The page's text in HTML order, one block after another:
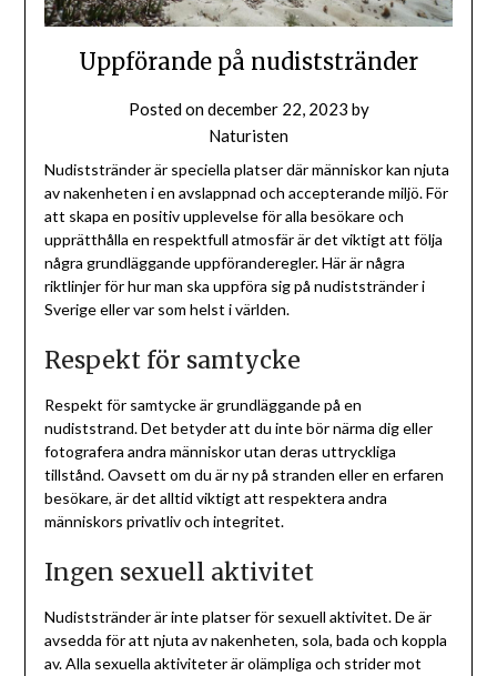
Uppförande på nudiststränder
Posted ondecember 22, 2023 by
Naturisten
Nudiststränder är speciella platser där människor kan njuta
av nakenheten i en avslappnad och accepterande miljö. För
att skapa en positiv upplevelse för alla besökare och
upprätthålla en respektfull atmosfär är det viktigt att följa
några grundläggande uppföranderegler. Här är några
riktlinjer för hur man ska uppföra sig på nudiststränder i
Sverige eller var som helst i världen.
Respekt för samtycke
Respekt för samtycke är grundläggande på en
nudiststrand. Det betyder att du inte bör närma dig eller
fotografera andra människor utan deras uttryckliga
tillstånd. Oavsett om du är ny på stranden eller en erfaren
besökare, är det alltid viktigt att respektera andra
människors privatliv och integritet.
Ingen sexuell aktivitet
Nudiststränder är inte platser för sexuell aktivitet. De är
avsedda för att njuta av nakenheten, sola, bada och koppla
av. Alla sexuella aktiviteter är olämpliga och strider mot